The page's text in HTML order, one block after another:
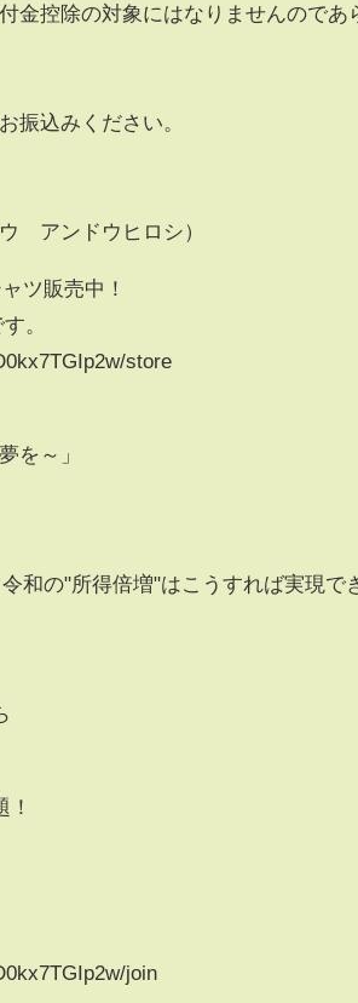
金控除の対象にはなりませんのであ
振込みください。
アンドウヒロシ）
ツ販売中！
。
store
を～」
和の"所得倍増"はこうすれば実現で
join